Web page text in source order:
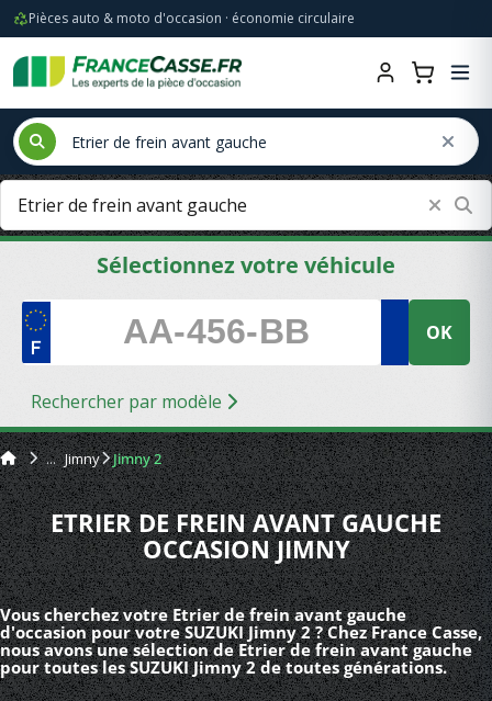
Pièces auto & moto d'occasion · économie circulaire
Sélectionnez votre véhicule
OK
Rechercher par modèle
Jimny Jimny 2
ETRIER DE FREIN AVANT GAUCHE
OCCASION JIMNY
Vous cherchez votre Etrier de frein avant gauche
d'occasion pour votre SUZUKI Jimny 2 ? Chez France Casse,
nous avons une sélection de Etrier de frein avant gauche
pour toutes les SUZUKI Jimny 2 de toutes générations.